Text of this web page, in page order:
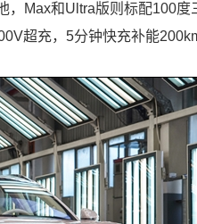
Max和Ultra版则标配100度
超充，5分钟快充补能